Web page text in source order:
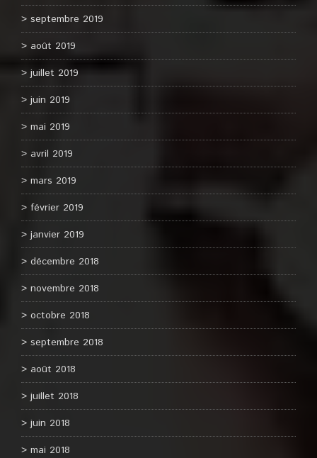
septembre 2019
août 2019
juillet 2019
juin 2019
mai 2019
avril 2019
mars 2019
février 2019
janvier 2019
décembre 2018
novembre 2018
octobre 2018
septembre 2018
août 2018
juillet 2018
juin 2018
mai 2018